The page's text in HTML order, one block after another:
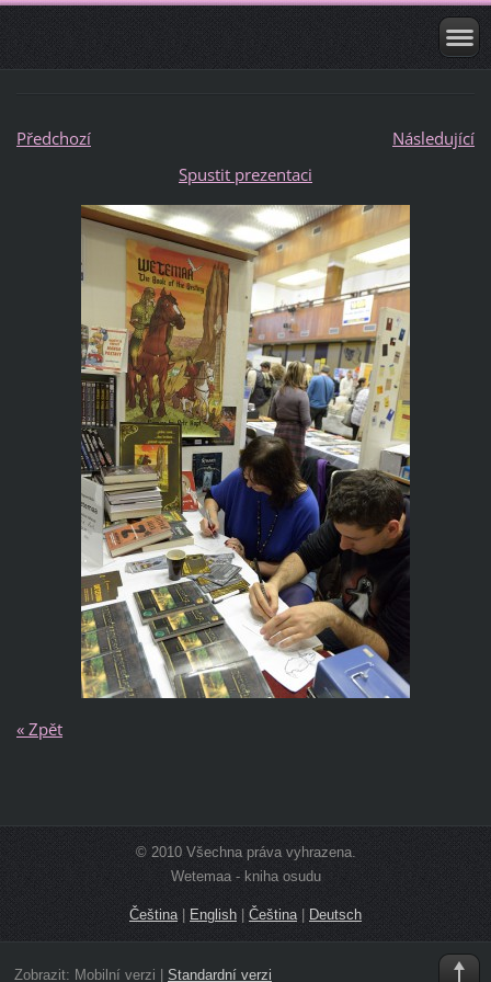
Předchozí
Následující
Spustit prezentaci
« Zpět
© 2010 Všechna práva vyhrazena.
Wetemaa - kniha osudu
Čeština | English | Čeština | Deutsch
Zobrazit: Mobilní verzi Standardní verzi